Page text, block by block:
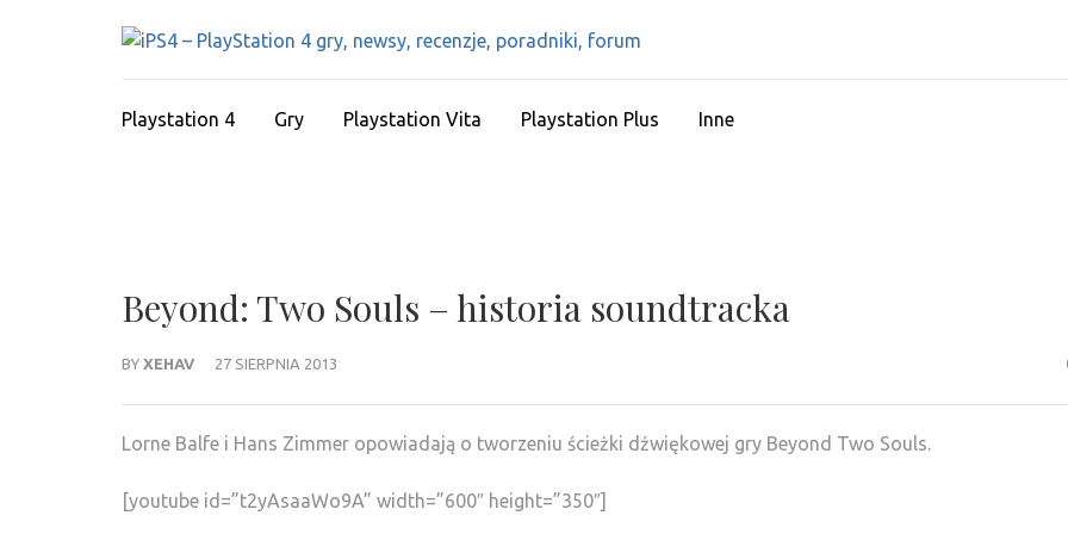
RECENZJE,
Playstation 4 Gry Playstation Vita Playstation Plus Inne
Beyond: Two Souls – historia soundtracka
BY XEHAV 27 SIERPNIA 2013
Lorne Balfe i Hans Zimmer opowiadają o tworzeniu ścieżki dźwiękowej gry Beyond Two Souls.
[youtube id=”t2yAsaaWo9A” width=”600″ height=”350″]